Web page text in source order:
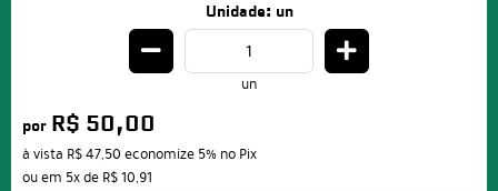
Unidade: un
un
por R$ 50,00
à vista R$ 47,50 economize 5% no Pix
ou em 5xde R$ 10,91